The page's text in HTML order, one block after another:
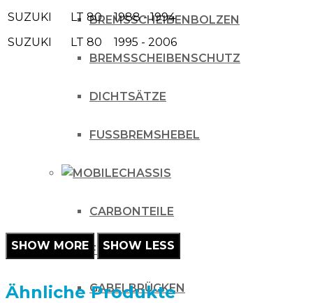
BREMSSCHEIBENBOLZEN
BREMSSCHEIBENSCHUTZ
DICHTSÄTZE
FUSSBREMSHEBEL
CHASSIS
CARBONTEILE
FUSSRASTEN
GABELBRÜCKEN
SUZUKI
LT 80
1988 - 1994
SUZUKI
LT 80 1995 - 2006
Ähnliche Produkte